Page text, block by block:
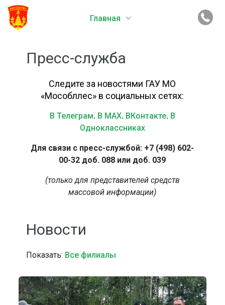
Главная
Пресс-служба
Следите за новостями ГАУ МО
«Мособллес» в социальных сетях:
В Телеграм. В MAX. ВКонтакте. В
Одноклассниках
Для связи с пресс-службой: +7 (498) 602-
00-32 доб. 088 или доб. 039
(только для представителей средств
массовой информации)
Новости
Показать: Все филиалы